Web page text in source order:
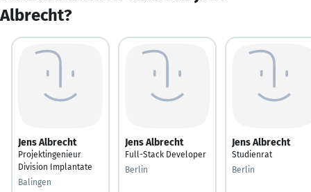
Albrecht?
Jens Albrecht
Projektingenieur
Division Implantate
Balingen
Jens Albrecht
Full-Stack Developer
Berlin
Jens Albrecht
Studienrat
Berlin